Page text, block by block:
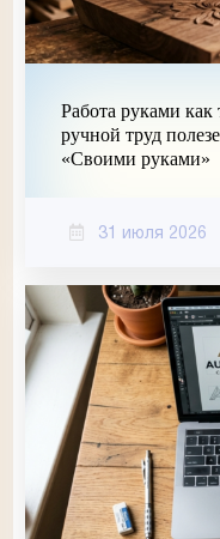
Работа руками как
ручной труд
«Своими руками»
31 июля 2026